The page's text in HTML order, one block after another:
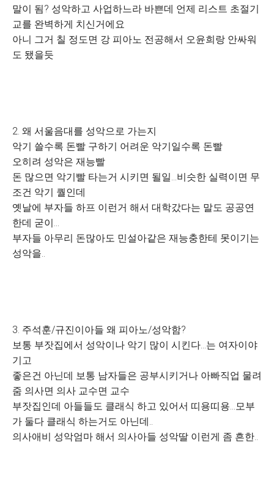
말이 됨? 성악하고 사업하느라 바쁜데 언제 리스트 초절기
교를 완벽하게 치신거에요
아니 그거 칠 정도면 강 피아노 전공해서 오윤희랑 안싸워
도 됐을듯
2. 왜 서울음대를 성악으로 가는지
악기 쓸수록 돈빨 구하기 어려운 악기일수록 돈빨
오히려 성악은 재능빨
돈 많으면 악기빨 타는거 시키면 될일...비슷한 실력이면 무
조건 악기 퀄인데
옛날에 부자들 하프 이런거 해서 대학갔다는 말도 공공연
한데 굳이...
부자들 아무리 돈많아도 민설아같은 재능충한테 못이기는
성악을..
3. 주석훈/규진이아들 왜 피아노/성악함?
보통 부잣집에서 성악이나 악기 많이 시킨다...는 여자이야
기고
좋은건 아닌데 보통 남자들은 공부시키거나 아빠직업 물려
줌 의사면 의사 교수면 교수
부잣집인데 아들들도 클래식 하고 있어서 띠용띠용...모부
가 둘다 클래식 하는거도 아닌데..
의사애비 성악엄마 해서 의사아들 성악딸 이런게 좀 흔한..